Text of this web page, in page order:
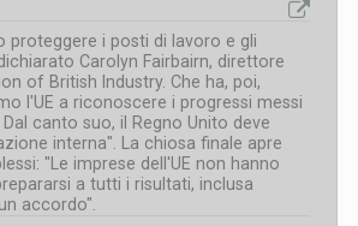
proteggere i posti di lavoro e gli
Carolyn Fairbairn, direttore
of British Industry. Che ha, poi,
l'UE a riconoscere i progressi messi
canto suo, il Regno Unito deve
interna". La chiosa finale apre
"Le imprese dell'UE non hanno
a tutti i risultati, inclusa
accordo".